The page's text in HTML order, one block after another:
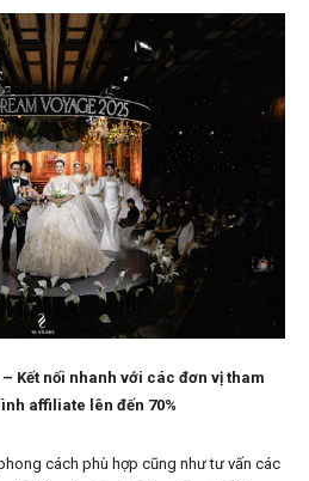
Kết nối nhanh với các đơn vị tham
affiliate lên đến 70%
cách phù hợp cũng như tư vấn các